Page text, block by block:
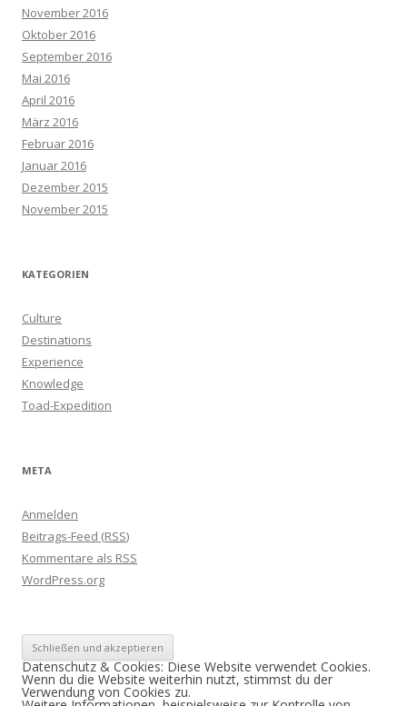
November 2016
Oktober 2016
September 2016
Mai 2016
April 2016
März 2016
Februar 2016
Januar 2016
Dezember 2015
November 2015
KATEGORIEN
Culture
Destinations
Experience
Knowledge
Toad-Expedition
META
Anmelden
Beitrags-Feed (RSS)
Kommentare als RSS
WordPress.org
Datenschutz & Cookies: Diese Website verwendet Cookies.
Wenn du die Website weiterhin nutzt, stimmst du der
Verwendung von Cookies zu.